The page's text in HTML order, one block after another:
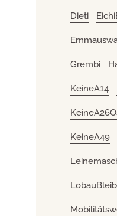
Dieti
Grembi
KeineA14
KeineA49